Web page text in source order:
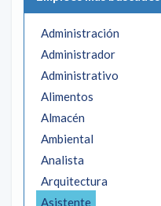
Administración
Administrador
Administrativo
Alimentos
Almacén
Ambiental
Analista
Arquitectura
Asistente